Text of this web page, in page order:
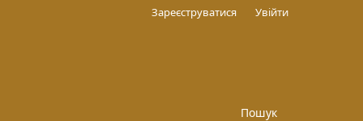
Пошук
Зареєструватися Увійти